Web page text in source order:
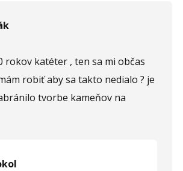
rokov katéter , ten sa mi občas
robiť aby sa takto nedialo ? je
tvorbe kameňov na